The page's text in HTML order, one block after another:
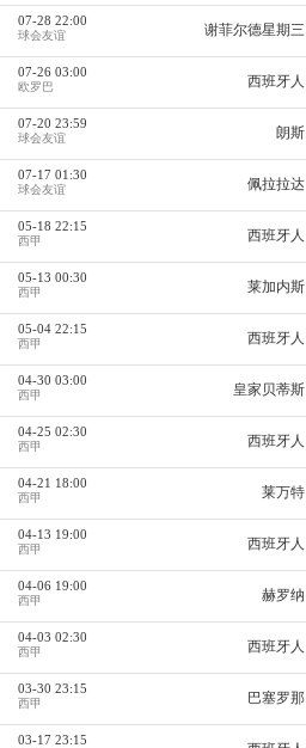
07-28 22:00
球会友谊 谢菲尔德星期三
07-26 03:00
欧罗巴 西班牙人
07-20 23:59
球会友谊 朗斯
07-17 01:30
球会友谊 佩拉拉达
05-18 22:15
西甲 西班牙人
05-13 00:30
西甲 莱加内斯
05-04 22:15
西甲 西班牙人
04-30 03:00
西甲 皇家贝蒂斯
04-25 02:30
西甲 西班牙人
04-21 18:00
西甲 莱万特
04-13 19:00
西甲 西班牙人
04-06 19:00
西甲 赫罗纳
04-03 02:30
西甲 西班牙人
03-30 23:15
西甲 巴塞罗那
03-17 23:15